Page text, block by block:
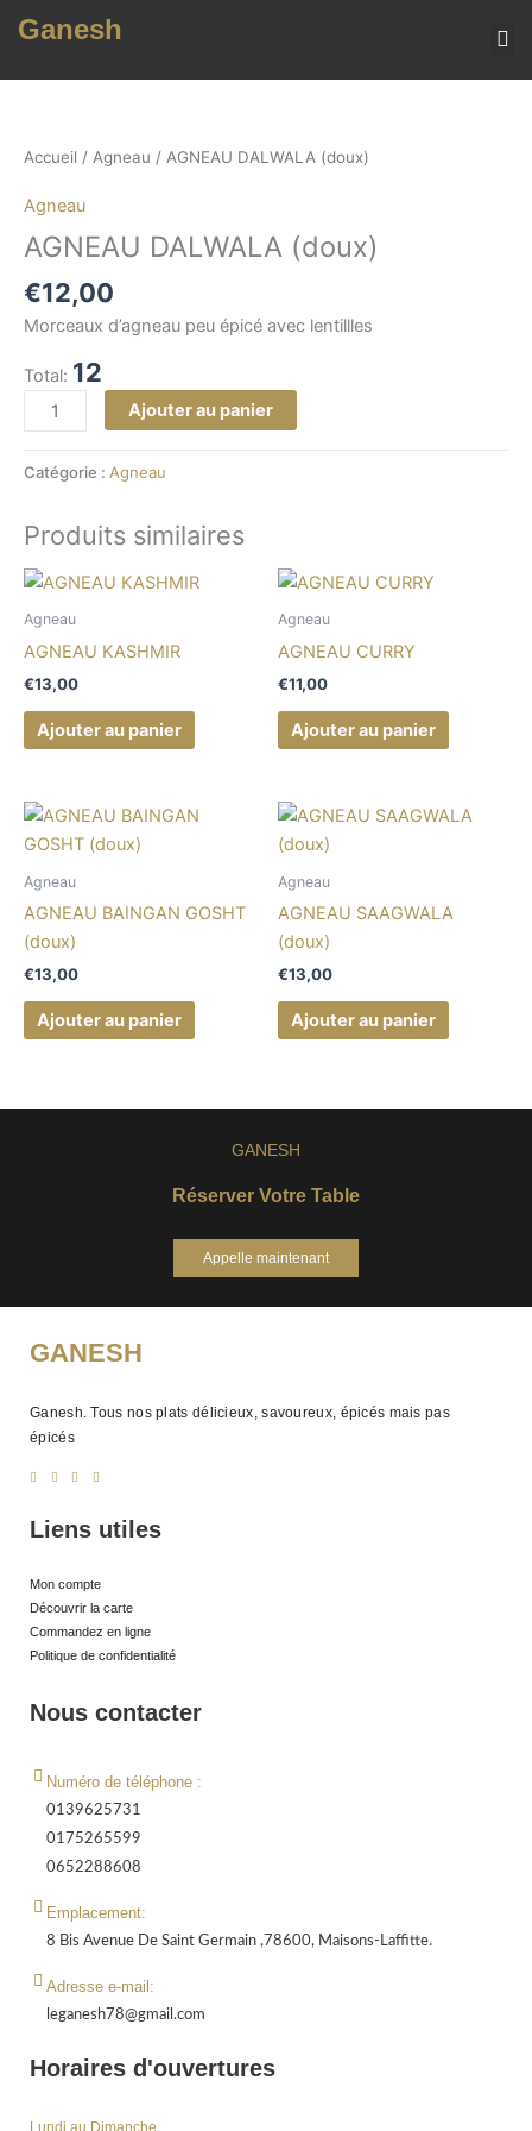
Ganesh
Accueil / Agneau / AGNEAU DALWALA (doux)
Agneau
AGNEAU DALWALA (doux)
€12,00
Morceaux d’agneau peu épicé avec lentillles
Total: 12
AGNEAU
(doux)
Ajouter au panier
Catégorie : Agneau
Produits similaires
Agneau
AGNEAU KASHMIR
€13,00
Ajouter au panier
Agneau
AGNEAU CURRY
€11,00
Ajouter au panier
Agneau
AGNEAU BAINGAN GOSHT
(doux)
€13,00
Ajouter au panier
Agneau
AGNEAU SAAGWALA
(doux)
€13,00
Ajouter au panier
GANESH
Réserver Votre Table
Appelle maintenant
GANESH
Ganesh. Tous nos plats délicieux, savoureux, épicés mais pas
épicés
Liens utiles
Mon compte
Découvrir la carte
Commandez en ligne
Politique de confidentialité
Nous contacter
Numéro de téléphone :
0139625731
0175265599
0652288608
Emplacement:
8 Bis Avenue De Saint Germain ,78600, Maisons-Laffitte.
Adresse e-mail:
leganesh78@gmail.com
Horaires d'ouvertures
Lundi au Dimanche